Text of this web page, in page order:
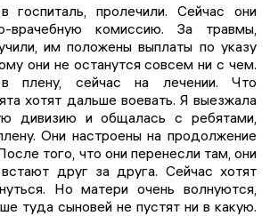
пролечили. Сейчас они
врачебную комиссию. За травмы,
им положены выплаты по указу
они не останутся совсем ни с чем.
сейчас на лечении. Что
хотят дальше воевать. Я выезжала
дивизию и общалась с ребятами,
Они настроены на продолжение
того, что они перенесли там, они
друг за друга. Сейчас хотят
Но матери очень волнуются,
туда сыновей не пустят ни в какую.